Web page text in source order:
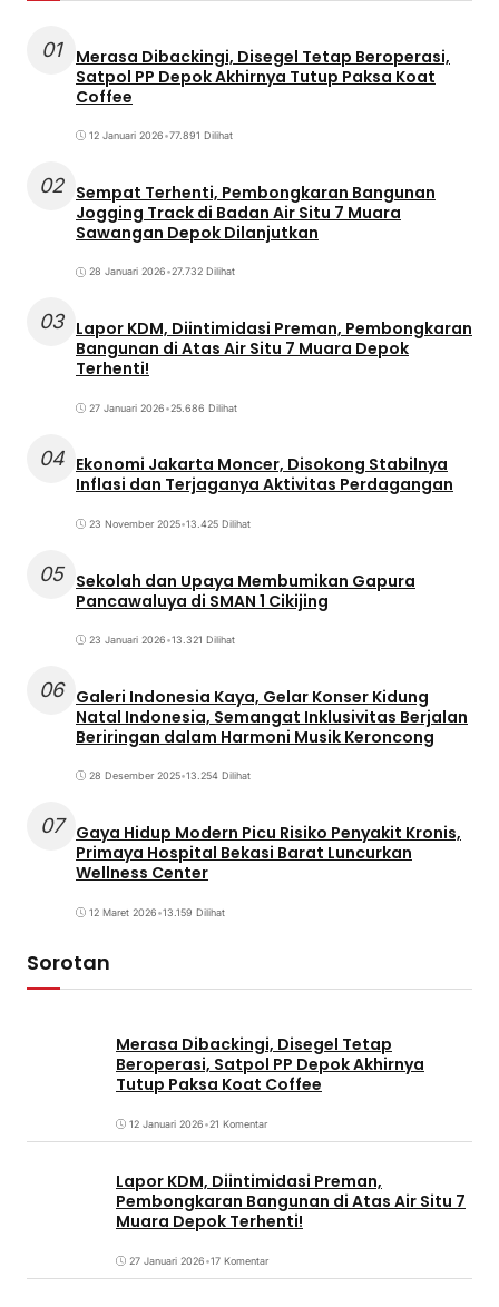
01
Merasa Dibackingi, Disegel Tetap Beroperasi,
Satpol PP Depok Akhirnya Tutup Paksa Koat
Coffee
12 Januari 2026•77.891 Dilihat
02 Sempat Terhenti, Pembongkaran Bangunan
Jogging Track di Badan Air Situ 7 Muara
Sawangan Depok Dilanjutkan
28 Januari 2026•27.732 Dilihat
03 Lapor KDM, Diintimidasi Preman, Pembongkaran
Bangunan di Atas Air Situ 7 Muara Depok
Terhenti!
27 Januari 2026•25.686 Dilihat
04 Ekonomi Jakarta Moncer, Disokong Stabilnya
Inflasi dan Terjaganya Aktivitas Perdagangan
23 November 2025•13.425 Dilihat
05 Sekolah dan Upaya Membumikan Gapura
Pancawaluya di SMAN 1 Cikijing
23 Januari 2026•13.321 Dilihat
06 Galeri Indonesia Kaya, Gelar Konser Kidung
Natal Indonesia, Semangat Inklusivitas Berjalan
Beriringan dalam Harmoni Musik Keroncong
28 Desember 2025•13.254 Dilihat
07
Gaya Hidup Modern Picu Risiko Penyakit Kronis,
Primaya Hospital Bekasi Barat Luncurkan
Wellness Center
12 Maret 2026•13.159 Dilihat
Sorotan
Merasa Dibackingi, Disegel Tetap
Beroperasi, Satpol PP Depok Akhirnya
Tutup Paksa Koat Coffee
12 Januari 2026•21 Komentar
Lapor KDM, Diintimidasi Preman,
Pembongkaran Bangunan di Atas Air Situ 7
Muara Depok Terhenti!
27 Januari 2026•17 Komentar